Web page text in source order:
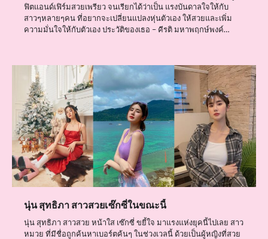
ฟิตแอนด์เฟิร์มสวยเพรียว จนเรียกได้ว่าเป็น แรงบันดาลใจให้กับ
สาวๆหลายๆคน ที่อยากจะเปลี่ยนแปลงหุ่นตัวเอง ให้สวยและเพิ่ม
ความมั่นใจให้กับตัวเอง ประวัติของเธอ – คีรติ มหาพฤกษ์พงค์…
นุ่น สุทธิภา สาวสวยเซ๊กซี่ในขณะนี้
นุ่น สุทธิภา สาวสวย หน้าใส เซ๊กซี่ ขยี้ใจ มาแรงแห่งยุคนี้ไปเลย สาว
หมวย ที่มีชื่อถูกค้นหาเบอร์ตค้นๆ ในช่วงเวลนี้ ด้วยเป็นผู้หญิงที่สวย